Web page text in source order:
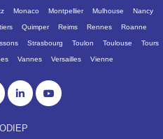
Monaco Montpellier Mulhouse Nancy
Quimper Reims Rennes Roanne
Strasbourg Toulon Toulouse Tours
Vannes Versailles Vienne